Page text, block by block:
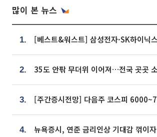
많이 본 뉴스
1.
2.
3.
4.